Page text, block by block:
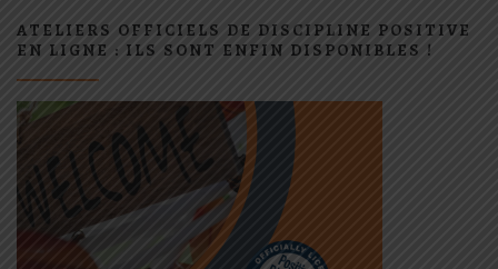
ATELIERS OFFICIELS DE DISCIPLINE POSITIVE
EN LIGNE : ILS SONT ENFIN DISPONIBLES !